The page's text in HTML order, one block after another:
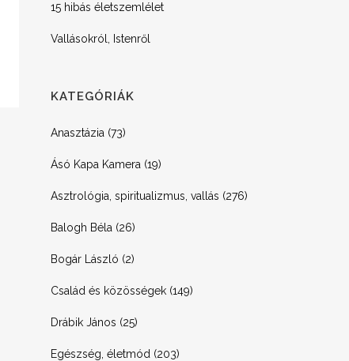
15 hibás életszemlélet
Vallásokról, Istenről
KATEGÓRIÁK
Anasztázia (73)
Ásó Kapa Kamera (19)
Asztrológia, spiritualizmus, vallás (276)
Balogh Béla (26)
Bogár László (2)
Család és közösségek (149)
Drábik János (25)
Egészség, életmód (203)